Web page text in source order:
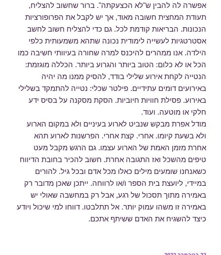
אפשרה לה להבין ש"לא הכצעקתה". ברור שחשוב להצליח,
תעודת המחצית חשובה מאוד, אך יש לקבל את הפרופורציות
הנכונות. הבריאות קודמת לכל. גם כדי להצליח חשוב לחשב
אסטרטגיות לעשייה לימודית נכונה שתהא משמעותית כלפי
הילדה. אנו ממהרים להיכנס למרה שחורה בעיוותי חשיבה כמו
הכל או לא כלום: הטוב ביותר והגרוע ביותר. הכללה מוגזמת:
הנטייה לקחת אירוע שלילי בודד, להסיק ממנו מה יהיה
באירועים דומים עתידיים. פילטר שכלי: נטייה להתמקד בשלילי
באירוע. פסילת חוויות חיוביות. הסקת מסקנה על בסיס ידע
חלקי או מוטעה. ועוד.
מודל אפרת מבקש שנביט לארוע בעיניים ולא במקום הארוע
ולא בשעת קיומו. אחרי. קצת אחרי. הפרשנות לארוע תהא
אחרת מזמן האמת של הארוע עצמו. גם הרגש מקבל מעט
טיפים מהשכל ואז התגובה אחרת. חשוב להכיר בחובת הדיווח
כשאנחנו שומעים מילים כאלו מכל אדם ובכל גיל. להורים
במיידי, ליועצת בית הספר ו/או לרווחה. ייתכן שאכן מדובר רק
באמירה מתוך תסכול של רגע, אבל רק במחשבה שאולי יש
באמירה זו משהו עמוק יותר. אל תתלבטו. דווחו למי שיכול ויודע
כיצד להשגיח את האדם ששיתף אתכם.